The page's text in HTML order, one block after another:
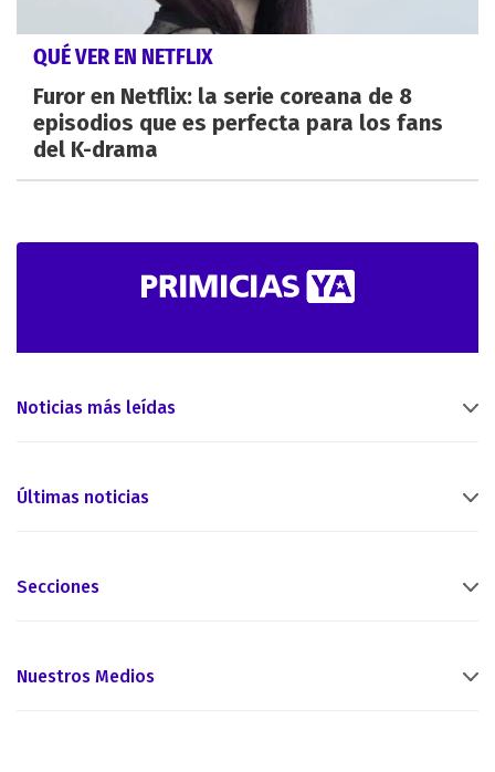
QUÉ VER EN NETFLIX
Furor en Netflix: la serie coreana de 8
episodios que es perfecta para los fans
del K-drama
Noticias más leídas
Últimas noticias
Secciones
Nuestros Medios